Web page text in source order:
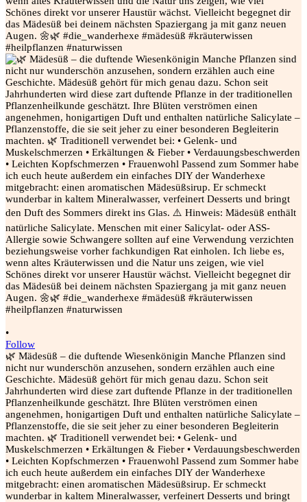
•
Follow
🌿 Mädesüß – die duftende Wiesenkönigin Manche Pflanzen sind
nicht nur wunderschön anzusehen, sondern erzählen auch eine
Geschichte. Mädesüß gehört für mich genau dazu. Schon seit
Jahrhunderten wird diese zart duftende Pflanze in der traditionellen
Pflanzenheilkunde geschätzt. Ihre Blüten verströmen einen
angenehmen, honigartigen Duft und enthalten natürliche Salicylate –
Pflanzenstoffe, die sie seit jeher zu einer besonderen Begleiterin
machten. 🌿 Traditionell verwendet bei: • Gelenk- und
Muskelschmerzen • Erkältungen & Fieber • Verdauungsbeschwerden
• Leichten Kopfschmerzen • Frauenwohl Passend zum Sommer habe
ich euch heute außerdem ein einfaches DIY der Wanderhexe
mitgebracht: einen aromatischen Mädesüßsirup. Er schmeckt
wunderbar in kaltem Mineralwasser, verfeinert Desserts und bringt